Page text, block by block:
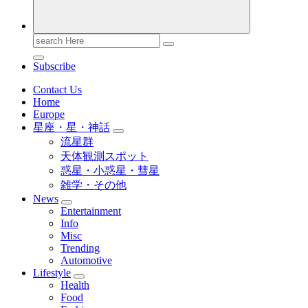
Search
for:
Subscribe
Contact Us
Home
Europe
星座・星・神話
流星群
天体観測スポット
惑星・小惑星・彗星
雑学・その他
News
Entertainment
Info
Misc
Trending
Automotive
Lifestyle
Health
Food